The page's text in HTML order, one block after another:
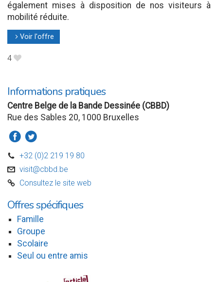
également mises à disposition de nos visiteurs à
mobilité réduite.
l Voir l'offre
4 B
Informations pratiques
Centre Belge de la Bande Dessinée (CBBD)
Rue des Sables 20, 1000 Bruxelles
a b
D +32 (0)2 219 19 80
v visit@cbbd.be
C Consultez le site web
Offres spécifiques
Famille
Groupe
Scolaire
Seul ou entre amis